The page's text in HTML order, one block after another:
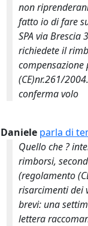
non
fatto io di fare
SPA via Brescia
richiedete il
(CE)nr.261/
conferma volo
Daniele parla di
Quello che ?
rimborsi,
(regolamento
risarcimenti dei
brevi: una
lettera